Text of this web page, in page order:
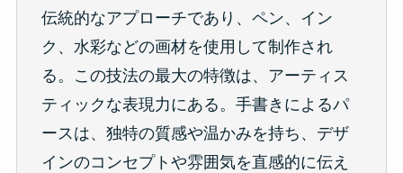
伝統的なアプローチであり、ペン、イン
ク、水彩などの画材を使用して制作され
る。この技法の最大の特徴は、アーティス
ティックな表現力にある。手書きによるパ
ースは、独特の質感や温かみを持ち、デザ
インのコンセプトや雰囲気を直感的に伝え